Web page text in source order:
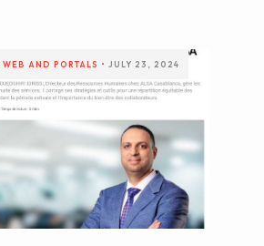
RADIO
WRITTEN PRESS
WEB AND PORTALS
OTHER / AUTRES
WEB AND PORTALS • JULY 23, 2024